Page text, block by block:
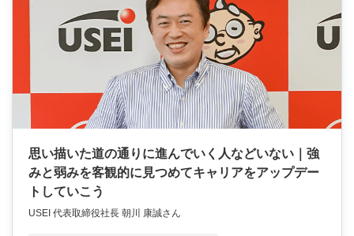
思い描いた道の通りに進んでいく人などいない｜強
みと弱みを客観的に見つめてキャリアをアップデー
トしていこう
USEI 代表取締役社長 朝川 康誠さん